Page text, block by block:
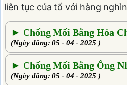
liên tục của tổ với hàng
► Chống Mối Bằng Hóa
(Ngày đăng: 05 - 04 - 2025 )
► Chống Mối Bằng Ống
(Ngày đăng: 05 - 04 - 2025 )